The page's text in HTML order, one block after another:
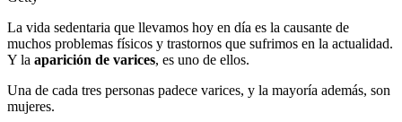
La vida sedentaria que llevamos hoy en día es la causante de
muchos problemas físicos y trastornos que sufrimos en la actualidad.
Y la aparición de varices, es uno de ellos.
Una de cada tres personas padece varices, y la mayoría además, son
mujeres.